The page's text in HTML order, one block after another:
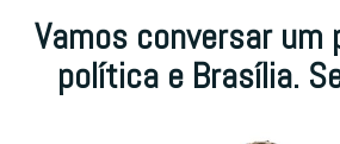
Vamos conversar um
política e Brasília.